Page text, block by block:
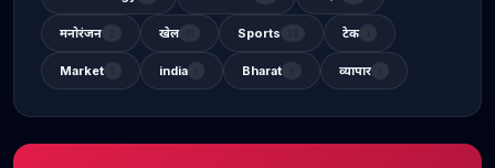
मनोरंजन खेल Sports टेक
Market india Bharat व्यापार